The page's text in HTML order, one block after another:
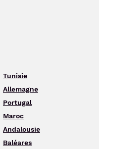
Tunisie
Allemagne
Portugal
Maroc
Andalousie
Baléares